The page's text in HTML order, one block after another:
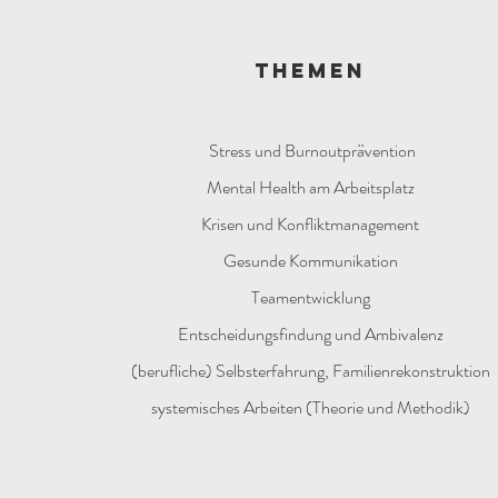
themen
Stress und Burnoutprävention
Mental Health am Arbeitsplatz
Krisen und Konfliktmanagement
Gesunde Kommunikation
Teamentwicklung
Entscheidungsfindung und Ambivalenz
(berufliche) Selbsterfahrung, Familienrekonstruktion
​systemisches Arbeiten (Theorie und Methodik)